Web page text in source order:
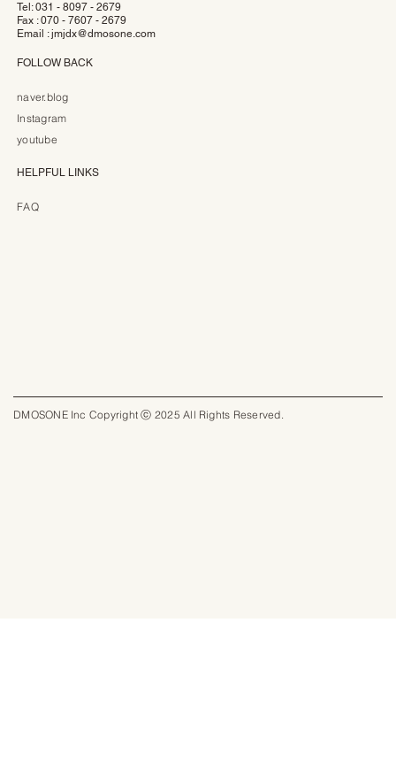
Tel: 031 - 8097 - 2679
Fax : 070 - 7607 - 2679
Email :jmjdx@dmosone.com
FOLLOW BACK
naver.blog
Instagram
youtube
HELPFUL LINKS
FAQ
DMOSONE Inc Copyright ⓒ 2025 All Rights Reserved.​